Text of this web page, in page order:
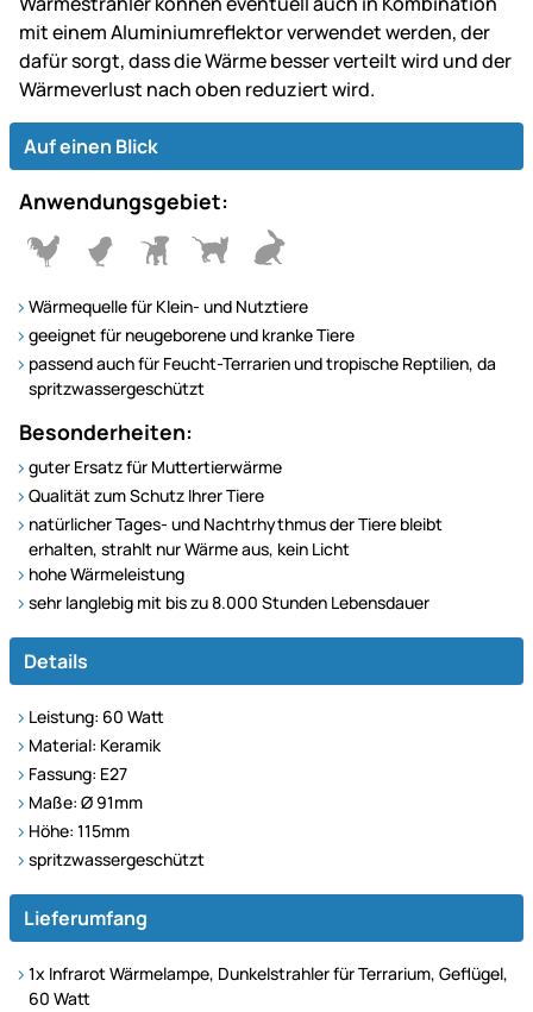
mit einem Aluminiumreflektor verwendet werden, der
dafür sorgt, dass die Wärme besser verteilt wird und der
Wärmeverlust nach oben reduziert wird.
Auf einen Blick
Anwendungsgebiet:
Wärmequelle für Klein- und Nutztiere
geeignet für neugeborene und kranke Tiere
passend auch für Feucht-Terrarien und tropische Reptilien, da
spritzwassergeschützt
Besonderheiten:
guter Ersatz für Muttertierwärme
Qualität zum Schutz Ihrer Tiere
natürlicher Tages- und Nachtrhythmus der Tiere bleibt
erhalten, strahlt nur Wärme aus, kein Licht
hohe Wärmeleistung
sehr langlebig mit bis zu 8.000 Stunden Lebensdauer
Details
Leistung: 60 Watt
Material: Keramik
Fassung: E27
Maße: Ø 91mm
Höhe: 115mm
spritzwassergeschützt
Lieferumfang
1x Infrarot Wärmelampe, Dunkelstrahler für Terrarium, Geflügel,
60 Watt